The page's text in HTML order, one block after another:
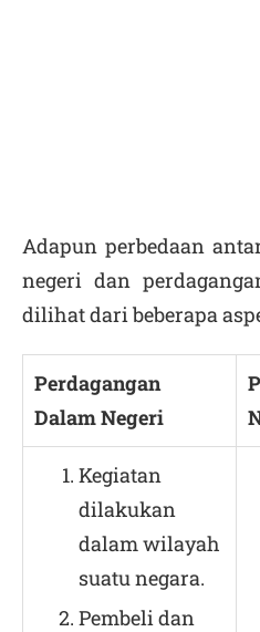
Adapun perbedaan
negeri dan
dilihat dari beberapa
Perdagangan
Dalam Negeri
Kegiatan
dilakukan
dalam wilayah
suatu negara.
Pembeli dan